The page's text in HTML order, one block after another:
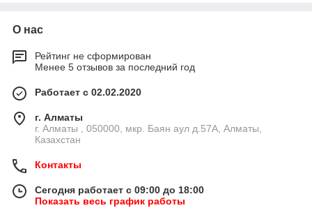
О нас
Рейтинг не сформирован
Менее 5 отзывов за последний год
Работает с 02.02.2020
г. Алматы
г. Алматы , 050000, мкр. Баян аул д.57А, Алматы,
Казахстан
Контакты
Сегодня работает с 09:00 до 18:00
Показать весь график работы